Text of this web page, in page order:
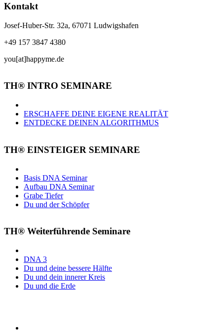
Kontakt
Josef-Huber-Str. 32a, 67071 Ludwigshafen
+49 157 3847 4380
you[at]happyme.de
TH® INTRO SEMINARE
ERSCHAFFE DEINE EIGENE REALITÄT
ENTDECKE DEINEN ALGORITHMUS
TH® EINSTEIGER SEMINARE
Basis DNA Seminar
Aufbau DNA Seminar
Grabe Tiefer
Du und der Schöpfer
TH® Weiterführende Seminare
DNA 3
Du und deine bessere Hälfte
Du und dein innerer Kreis
Du und die Erde